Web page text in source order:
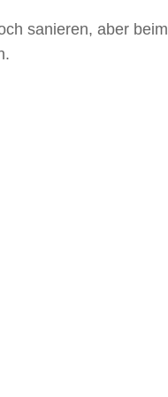
sanieren, aber beim